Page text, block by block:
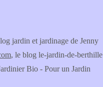
jardin et jardinage de Jenny
, le blog le-jardin-de-berthille
Bio - Pour un Jardin